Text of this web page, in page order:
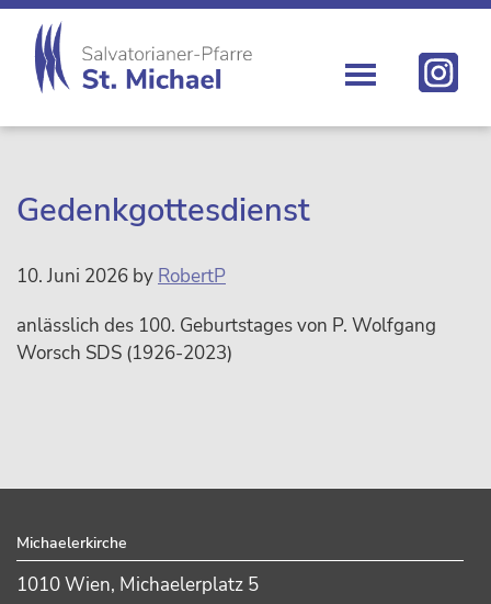
Zur
Hauptnavigation
springen
Skip
main
content
Zur
Hauptsidebar
springen
Zur
Fußzeile
springen
Michael
Michaelerkirche
Wiens
Gedenkgottesdienst
10. Juni 2026 by RobertP
anlässlich des 100. Geburtstages von P. Wolfgang
Worsch SDS (1926-2023)
Michaelerkirche
1010 Wien, Michaelerplatz 5